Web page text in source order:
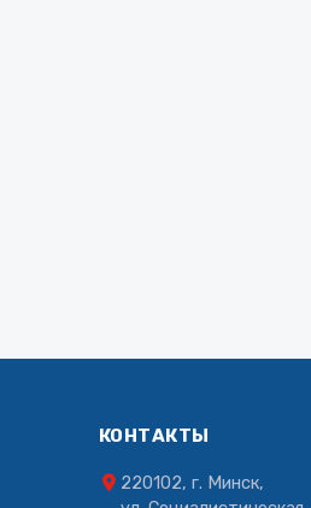
КОНТАКТЫ
220102, г. Минск,